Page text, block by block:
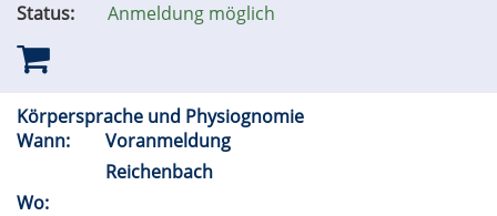
Status:
Anmeldung möglich
Körpersprache und Physiognomie
Wann:
Voranmeldung
Reichenbach
Wo: